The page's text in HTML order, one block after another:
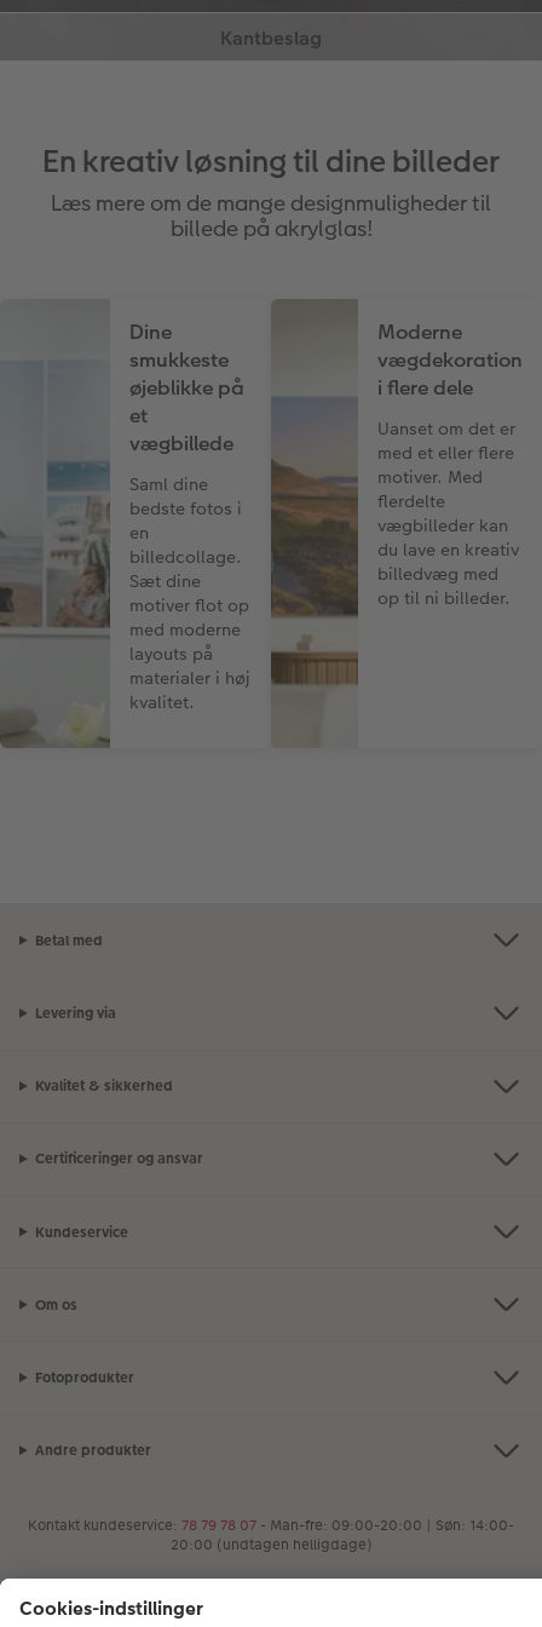
kanten af dit foto. Dit motiv bliver ikke påvirket af
En kreativ løsning til dine billeder
Læs mere om de mange designmuligheder til
billede på akrylglas!
Dine
smukkeste
øjeblikke på
et
vægbillede
Saml dine
bedste fotos i
en
billedcollage.
Sæt dine
motiver flot op
med moderne
layouts på
materialer i høj
kvalitet.
Moderne
vægdekoration
i flere dele
Uanset om det er
med et eller flere
motiver. Med
flerdelte
vægbilleder kan
du lave en kreativ
billedvæg med
op til ni billeder.
Betal med
Levering via
Kvalitet & sikkerhed
Certificeringer og ansvar
Kundeservice
Om os
Fotoprodukter
Andre produkter
Kontakt kundeservice: 78 79 78 07 - Man-fre: 09:00-20:00 | Søn: 14:00-
20:00 (undtagen helligdage)